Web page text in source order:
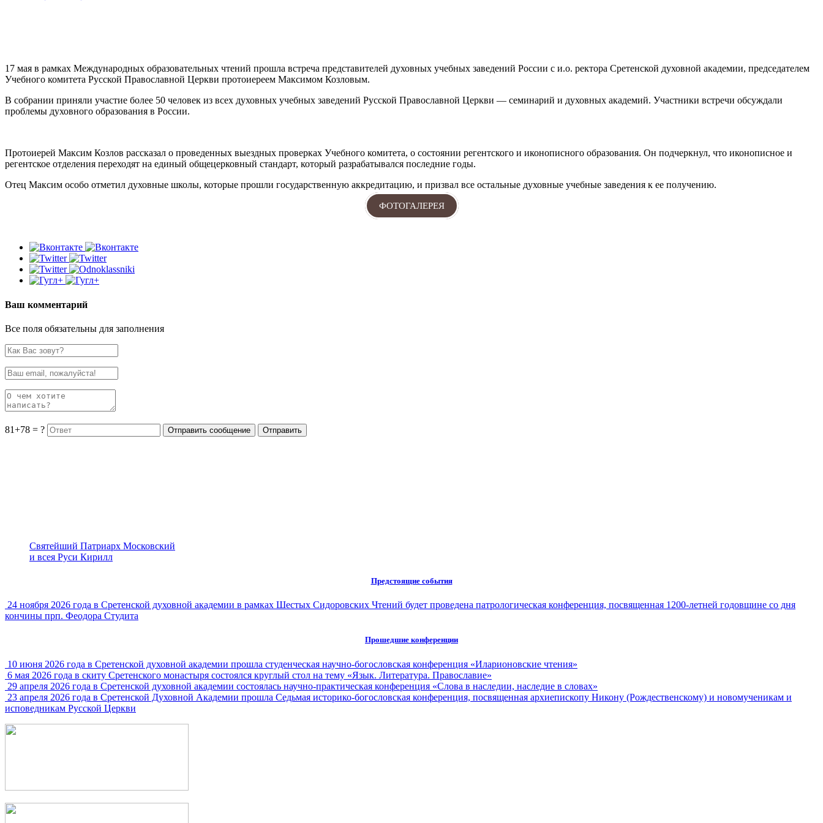
17 мая в рамках Международных образовательных чтений прошла встреча представителей духовных учебных заведений России с и.о. ректора Сретенской духовной академии, председателем
Учебного комитета Русской Православной Церкви протоиереем Максимом Козловым.
В собрании приняли участие более 50 человек из всех духовных учебных заведений Русской Православной Церкви — семинарий и духовных академий. Участники встречи обсуждали
проблемы духовного образования в России.
Протоиерей Максим Козлов рассказал о проведенных выездных проверках Учебного комитета, о состоянии регентского и иконописного образования. Он подчеркнул, что иконописное и
регентское отделения переходят на единый общецерковный стандарт, который разрабатывался последние годы.
Отец Максим особо отметил духовные школы, которые прошли государственную аккредитацию, и призвал все остальные духовные учебные заведения к ее получению.
ФОТОГАЛЕРЕЯ
Ваш комментарий
Все поля обязательны для заполнения
81+78 = ?
Святейший Патриарх Московский
и всея Руси Кирилл
Предстоящие события
24 ноября 2026 года в Сретенской духовной академии в рамках Шестых Сидоровских Чтений будет проведена патрологическая конференция, посвященная 1200-летней годовщине со дня
кончины прп. Феодора Студита
Прошедшие конференции
10 июня 2026 года в Сретенской духовной академии прошла студенческая научно-богословская конференция «Иларионовские чтения»
6 мая 2026 года в скиту Сретенского монастыря состоялся круглый стол на тему «Язык. Литература. Православие»
29 апреля 2026 года в Сретенской духовной академии состоялась научно-практическая конференция «Слова в наследии, наследие в словах»
23 апреля 2026 года в Сретенской Духовной Академии прошла Седьмая историко-богословская конференция, посвященная архиепископу Никону (Рождественскому) и новомученикам и
исповедникам Русской Церкви